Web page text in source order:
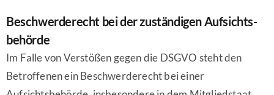
Beschwerde­recht bei der zuständigen Aufsichts­
behörde
Im Falle von Verstößen gegen die DSGVO steht den
Betroffenen ein Beschwerderecht bei einer